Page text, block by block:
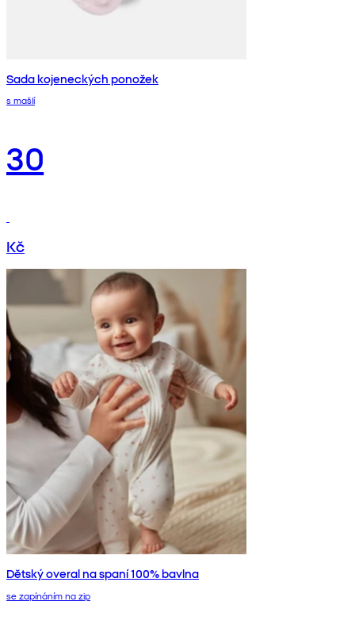
Sada kojeneckých ponožek
s mašlí
30
Kč
Dětský overal na spaní 100% bavlna
se zapínáním na zip